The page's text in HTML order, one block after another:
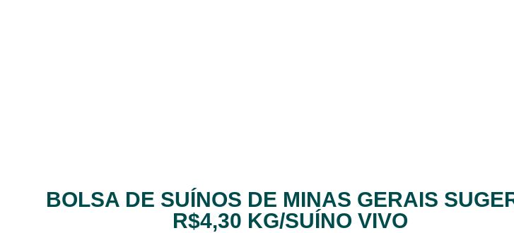
BOLSA DE SUÍNOS DE MINAS GERAIS
R$4,30 KG/SUÍNO VIVO